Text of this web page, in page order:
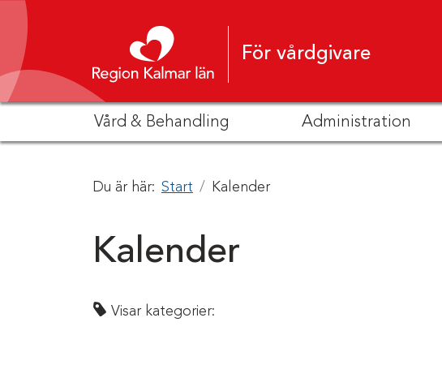
Hoppa till innehåll
För vårdgivare
Vård & Behandling Administration
Du är här: Start Kalender
Kalender
Visar kategorier: